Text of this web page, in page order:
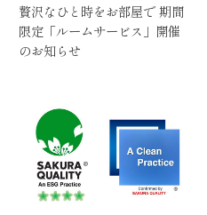
贅沢なひと時をお部屋で 期間
限定「ルームサービス」開催
のお知らせ